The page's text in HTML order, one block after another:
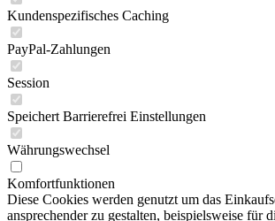
Kundenspezifisches Caching
PayPal-Zahlungen
Session
Speichert Barrierefrei Einstellungen
Währungswechsel
Komfortfunktionen
Diese Cookies werden genutzt um das
ansprechender zu gestalten, beispielsweise für